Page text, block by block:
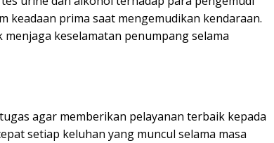
keadaan prima saat mengemudikan kendaraan.
keselamatan penumpang selama
agar memberikan pelayanan terbaik kepada
setiap keluhan yang muncul selama masa